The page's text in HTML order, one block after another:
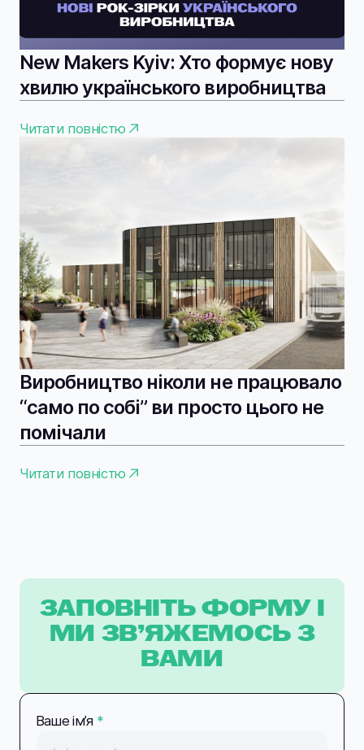
New Makers Kyiv: Хто формує нову
хвилю українського виробництва
Читати повністю
Виробництво ніколи не працювало
“само по собі” ви просто цього не
помічали
Читати повністю
ЗАПОВНІТЬ ФОРМУ І
МИ ЗВ’ЯЖЕМОСЬ З
ВАМИ
Ваше імʼя *